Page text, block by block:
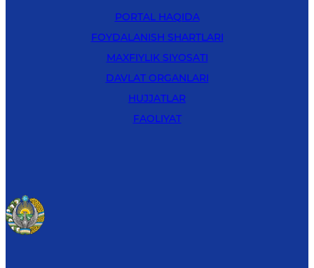
PORTAL HAQIDA
FOYDALANISH SHARTLARI
MAXFIYLIK SIYOSATI
DAVLAT ORGANLARI
HUJJATLAR
FAOLIYAT